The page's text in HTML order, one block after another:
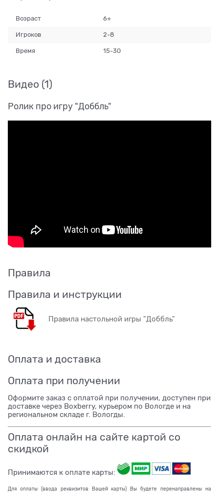
Возраст 6+
Игроков 2-8
Время 15-30
Видео (1)
Ролик про игру "Доббль"
Правила
Правила и инструкции
Правила настольной игры "Доббль"
Оплата и доставка
Оплата при получении
Оформите заказ с оплатой при получении, доступен при
доставке через Boxberry, курьером по Вологде и на
региональном складе г. Вологды.
Оплата онлайн на сайте картой со
скидкой
Принимаются к оплате карты:
Для оплаты (ввода реквизитов Вашей карты) Вы будете перенаправлены на